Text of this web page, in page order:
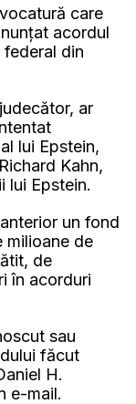
care
acordul
din
ar
lui Epstein,
Kahn,
lui Epstein.
un fond
milioane de
de
în acorduri
sau
făcut
H.
e-mail.